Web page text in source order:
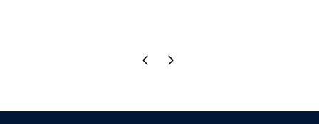
Pagina precedente
Pagina successiva